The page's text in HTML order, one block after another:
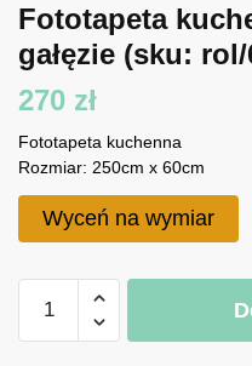
Fototapeta
gałęzie (sku: rol/
270 zł
Fototapeta kuchenna
Rozmiar: 250cm x 60cm
Wyceń na wymiar
Fototapeta